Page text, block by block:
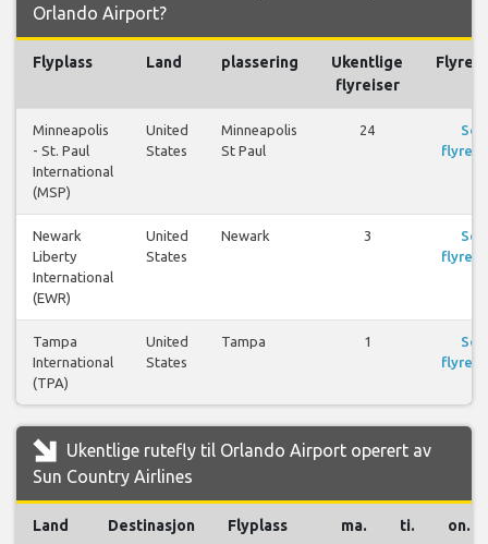
Orlando Airport?
Flyplass Land plassering
Ukentlige
flyreiser
Minneapolis
- St. Paul
International
(MSP)
United
States
Minneapolis
St Paul
24
Se
Newark
Liberty
International
(EWR)
United
States
Newark 3
Se
Tampa
International
(TPA)
United
States
Tampa 1
Se
Ukentlige rutefly til Orlando Airport operert av
Sun Country Airlines
Land Destinasjon Flyplass ma. ti. on.